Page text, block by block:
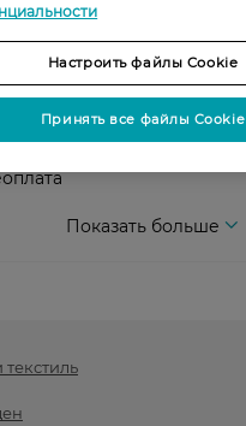
Показать больше
картой
Показать больше
Настроить файлы Cookie
Принять все файлы Cookie